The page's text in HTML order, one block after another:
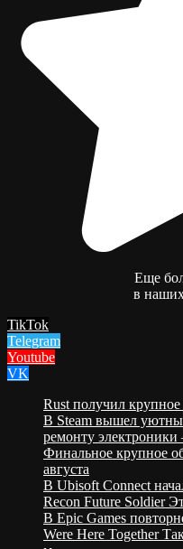
Еще
в
TikTok
Telegram
Youtube
VK
Rust получил крупное
В Steam вышел
ремонту
Финальное крупное
августа
В Ubisoft Connect
Recon Future Soldier
В Epic Games
Were Here Together